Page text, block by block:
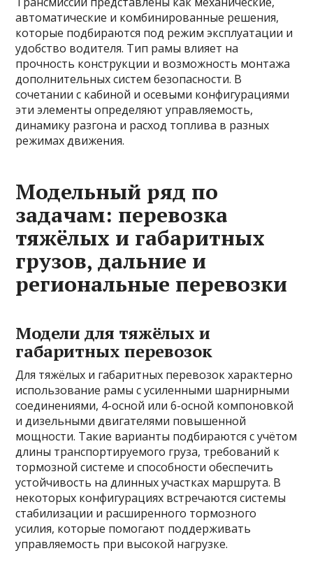
автоматические и комбинированные решения,
которые подбираются под режим эксплуатации и
удобство водителя. Тип рамы влияет на
прочность конструкции и возможность монтажа
дополнительных систем безопасности. В
сочетании с кабиной и осевыми конфигурациями
эти элементы определяют управляемость,
динамику разгона и расход топлива в разных
режимах движения.
Модельный ряд по
задачам: перевозка
тяжёлых и габаритных
грузов, дальние и
региональные перевозки
Модели для тяжёлых и
габаритных перевозок
Для тяжёлых и габаритных перевозок характерно
использование рамы с усиленными шарнирными
соединениями, 4-осной или 6-осной компоновкой
и дизельными двигателями повышенной
мощности. Такие варианты подбираются с учётом
длины транспортируемого груза, требований к
тормозной системе и способности обеспечить
устойчивость на длинных участках маршрута. В
некоторых конфигурациях встречаются системы
стабилизации и расширенного тормозного
усилия, которые помогают поддерживать
управляемость при высокой нагрузке.